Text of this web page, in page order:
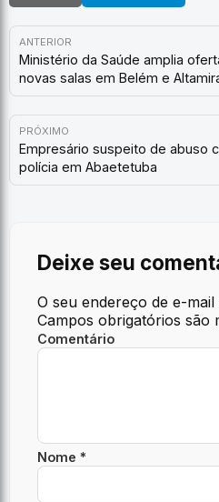
ANTERIOR
Ministério da Saúde amplia
novas salas em Belém e
PRÓXIMO
Empresário suspeito de abuso
polícia em Abaetetuba
Deixe seu
O seu endereço de e-
Campos obrigatórios são
Comentário
Nome *